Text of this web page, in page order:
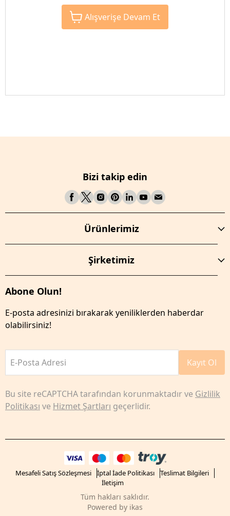
Alışverişe Devam Et
Bizi takip edin
Ürünlerimiz
Şirketimiz
Abone Olun!
E-posta adresinizi bırakarak yeniliklerden haberdar
olabilirsiniz!
E-Posta Adresi Kayıt Ol
Bu site reCAPTCHA tarafından korunmaktadır ve Gizlilik
Politikası ve Hizmet Şartları geçerlidir.
Mesafeli Satış Sözleşmesi İptal İade Politikası
Teslimat Bilgileri
İletişim
Tüm hakları saklıdır.
Powered by ikas